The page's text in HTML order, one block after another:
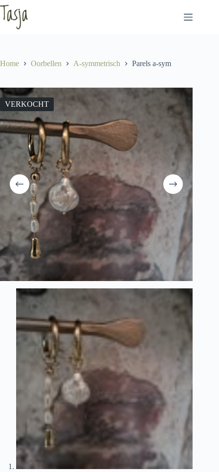
Ga
naar
de
inhoud
Home Oorbellen A-symmetrisch Parels a-sym
VERKOCHT